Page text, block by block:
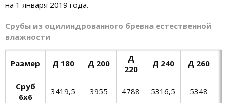
на 1 января 2019 года.
Срубы из оцилиндрованного бревна естественной
влажности
Размер Д 180 Д 200
Д
220
Д 240 Д 260
Сруб
6х6
3419,5 3955 4788 5316,5 5348